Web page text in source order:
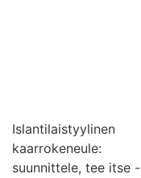
Islantilaistyylinen
kaarrokeneule:
suunnittele, tee itse -